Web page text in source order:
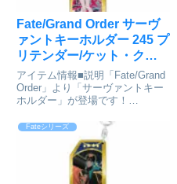
Fate/Grand Order サーヴ
ァントキーホルダー 245 プ
リテンダー/ケット・ク
ー・ミコケル[ベルファイ
ン]が予約受付開始
アイテム情報■説明「Fate/Grand
Order」より「サーヴァントキー
ホルダー」が登場です！
キーホルダー 245 プリテンダー/
ケット・クー・ミコケルcolleize
Fateシリーズ